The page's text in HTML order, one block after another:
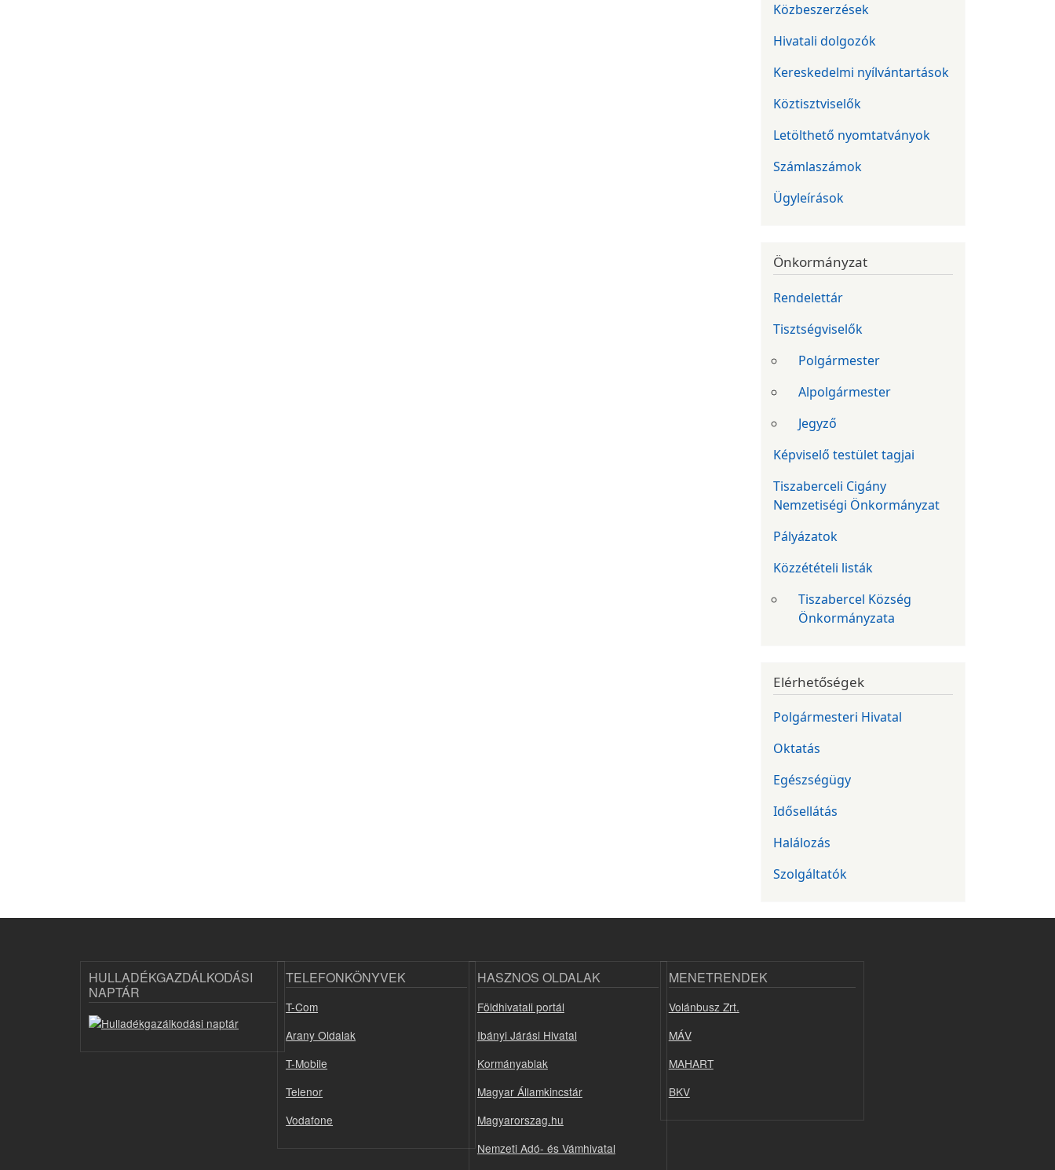
Közbeszerzések
Hivatali dolgozók
Kereskedelmi nyílvántartások
Köztisztviselők
Letölthető nyomtatványok
Számlaszámok
Ügyleírások
Önkormányzat
Rendelettár
Tisztségviselők
Polgármester
Alpolgármester
Jegyző
Képviselő testület tagjai
Tiszaberceli Cigány
Nemzetiségi Önkormányzat
Pályázatok
Közzétételi listák
Tiszabercel Község
Önkormányzata
Elérhetőségek
Polgármesteri Hivatal
Oktatás
Egészségügy
Idősellátás
Halálozás
Szolgáltatók
HULLADÉKGAZDÁLKODÁSI
NAPTÁR
TELEFONKÖNYVEK
T-Com
Arany Oldalak
T-Mobile
Telenor
Vodafone
HASZNOS OLDALAK
Földhivatali portál
Ibányi Járási Hivatal
Kormányablak
Magyar Államkincstár
Magyarorszag.hu
Nemzeti Adó- és Vámhivatal
MENETRENDEK
Volánbusz Zrt.
MÁV
MAHART
BKV